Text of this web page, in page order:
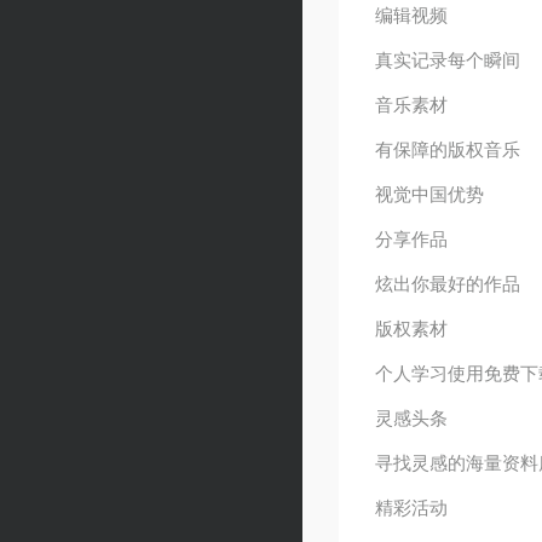
编辑视频
真实记录每个瞬间
音乐素材
有保障的版权音乐
视觉中国优势
分享作品
炫出你最好的作品
版权素材
个人学习使用免费
灵感头条
寻找灵感的海量资
精彩活动